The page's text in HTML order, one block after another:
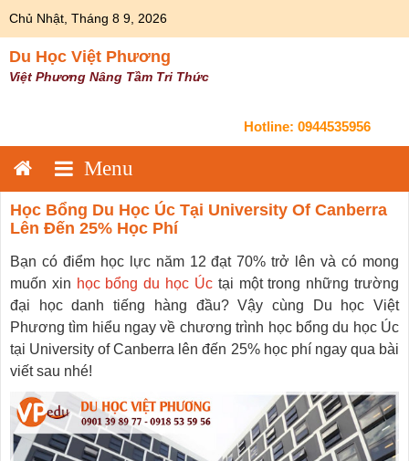
Chủ Nhật, Tháng 8 9, 2026
Du Học Việt Phương
Việt Phương Nâng Tầm Tri Thức
Hotline: 0944535956
Học Bổng Du Học Úc Tại University Of Canberra
Lên Đến 25% Học Phí
Bạn có điểm học lực năm 12 đạt 70% trở lên và có mong
muốn xin học bổng du học Úc tại một trong những trường
đại học danh tiếng hàng đầu? Vậy cùng Du học Việt
Phương tìm hiểu ngay về chương trình học bổng du học Úc
tại University of Canberra lên đến 25% học phí ngay qua bài
viết sau nhé!